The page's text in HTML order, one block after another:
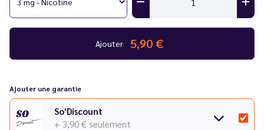
Ajouter 5,90 €
Ajouter une garantie
So'Discount
+ 3,90 € seulement